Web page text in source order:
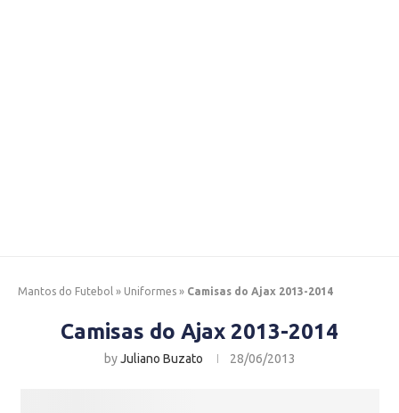
Mantos do Futebol » Uniformes » Camisas do Ajax 2013-2014
Camisas do Ajax 2013-2014
byJuliano Buzato 28/06/2013